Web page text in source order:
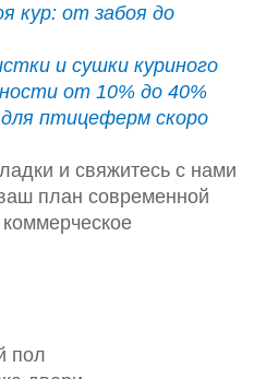
кур: от забоя до
и сушки куриного
от 10% до 40%
для птицеферм скоро
и свяжитесь с нами
план современной
пол